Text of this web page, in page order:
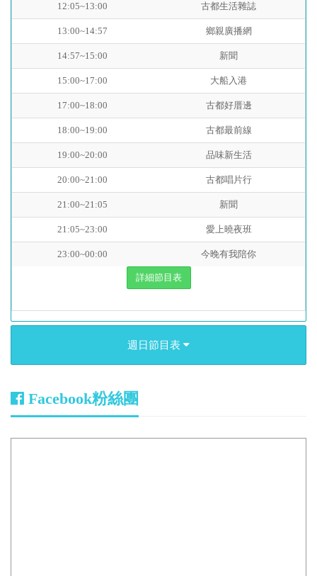
12:05~13:00 古都生活雜誌
13:00~14:57 鄉親廣播網
14:57~15:00 新聞
15:00~17:00 大船入港
17:00~18:00 古都好厝邊
18:00~19:00 古都最前線
19:00~20:00 品味新生活
20:00~21:00 古都唱片行
21:00~21:05 新聞
21:05~23:00 愛上曉夜班
23:00~00:00 今晚有我陪你
詳細節目表
週日節目表
Facebook粉絲團